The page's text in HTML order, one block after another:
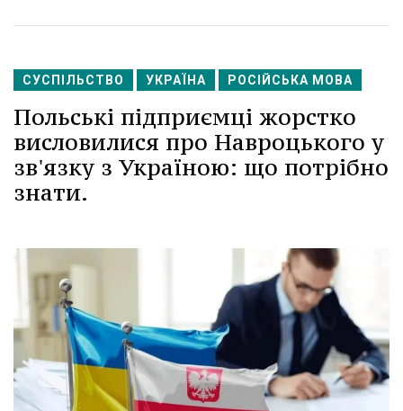
СУСПІЛЬСТВО УКРАЇНА РОСІЙСЬКА МОВА
Польські підприємці жорстко
висловилися про Навроцького у
зв'язку з Україною: що потрібно
знати.